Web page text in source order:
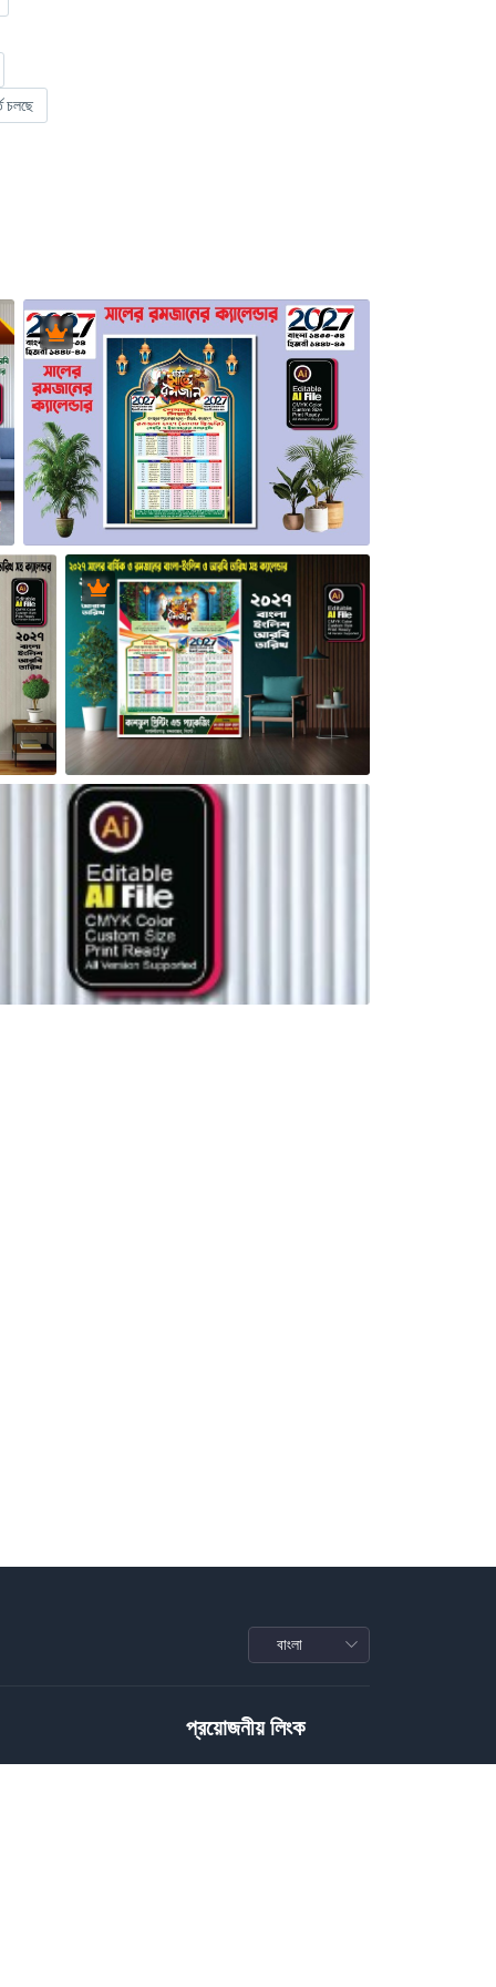
চলছে
প্রয়োজনীয় লিংক
Privacy Policy